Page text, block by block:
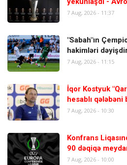
7 Aug, 2026 - 11:37
"Sabah"ın
hakimləri
7 Aug, 2026 - 11:15
İqor Kostyuk
hesablı
7 Aug, 2026 - 10:30
Konfrans
90 dəqiqə
7 Aug, 2026 - 10:00